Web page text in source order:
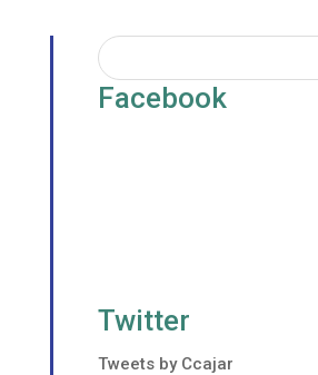
Facebook
Twitter
Tweets by Ccajar